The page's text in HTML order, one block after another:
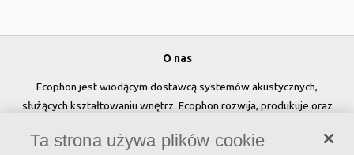
O nas
Ecophon jest wiodącym dostawcą systemów akustycznych,
służących kształtowaniu wnętrz. Ecophon rozwija, produkuje oraz
sufitowe, które przyczyniają się do tworzenia przyjaznego i
Ta strona używa plików cookie